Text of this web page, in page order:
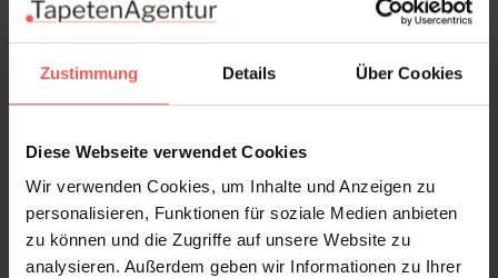
Zustimmung Details Über Cookies
Diese Webseite verwendet Cookies
Wir verwenden Cookies, um Inhalte und Anzeigen zu
personalisieren, Funktionen für soziale Medien anbieten
zu können und die Zugriffe auf unsere Website zu
analysieren. Außerdem geben wir Informationen zu Ihrer